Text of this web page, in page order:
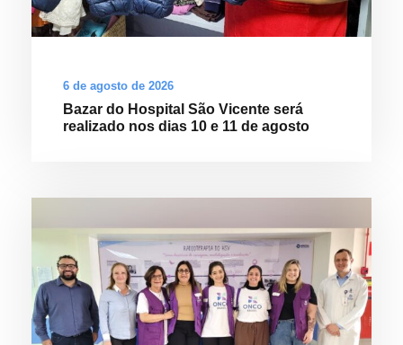
6 de agosto de 2026
Bazar do Hospital São Vicente será
realizado nos dias 10 e 11 de agosto